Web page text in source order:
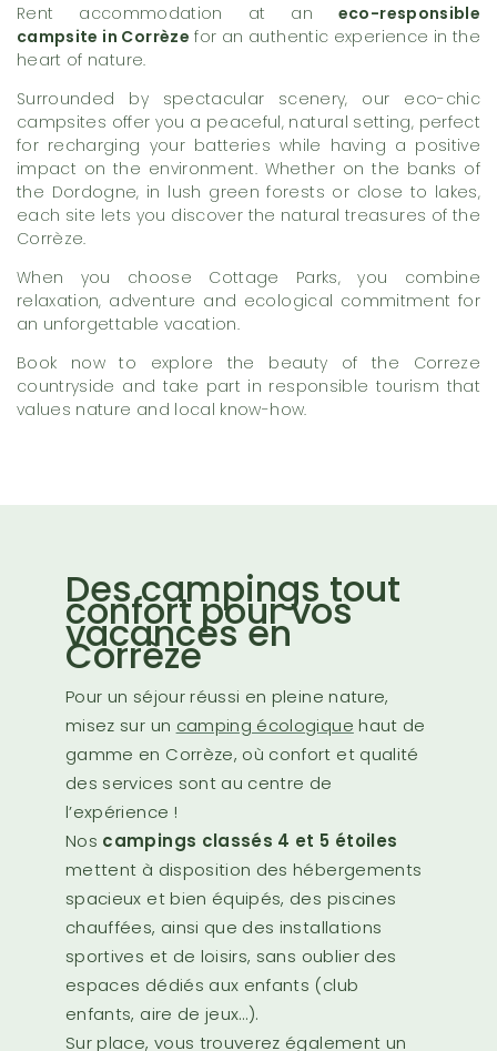
Rent accommodation at an eco-responsible
campsite in Corrèze for an authentic experience in the
heart of nature.
Surrounded by spectacular scenery, our eco-chic
campsites offer you a peaceful, natural setting, perfect
for recharging your batteries while having a positive
impact on the environment. Whether on the banks of
the Dordogne, in lush green forests or close to lakes,
each site lets you discover the natural treasures of the
Corrèze.
When you choose Cottage Parks, you combine
relaxation, adventure and ecological commitment for
an unforgettable vacation.
Book now to explore the beauty of the Correze
countryside and take part in responsible tourism that
values nature and local know-how.
Des campings tout
confort pour vos
vacances en
Corrèze
Pour un séjour réussi en pleine nature,
misez sur un camping écologique haut de
gamme en Corrèze, où confort et qualité
des services sont au centre de
l’expérience !
Nos campings classés 4 et 5 étoiles
mettent à disposition des hébergements
spacieux et bien équipés, des piscines
chauffées, ainsi que des installations
sportives et de loisirs, sans oublier des
espaces dédiés aux enfants (club
enfants, aire de jeux…).
Sur place, vous trouverez également un